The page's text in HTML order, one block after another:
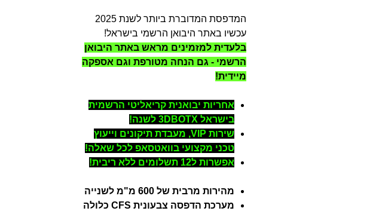
המדפסת המדוברת ביותר לשנת 2025
עכשיו באתר היבואן הרשמי בישראל!
בלעדית למזמינים מראש באתר היבואן
הרשמי - גם הנחה מטורפת וגם אספקה
מיידית!
אחריות יבואנית קריאליטי הרשמית
בישראל 3DBOTX לשנה!
שירות VIP, מעבדת תיקונים וייעוץ
טכני מקצועי בוואטסאפ לכל שאלה!
אפשרות ל12 תשלומים ללא ריבית!
מהירות מרבית של 600 מ"מ לשנייה
מערכת הדפסה צבעונית CFS כלולה